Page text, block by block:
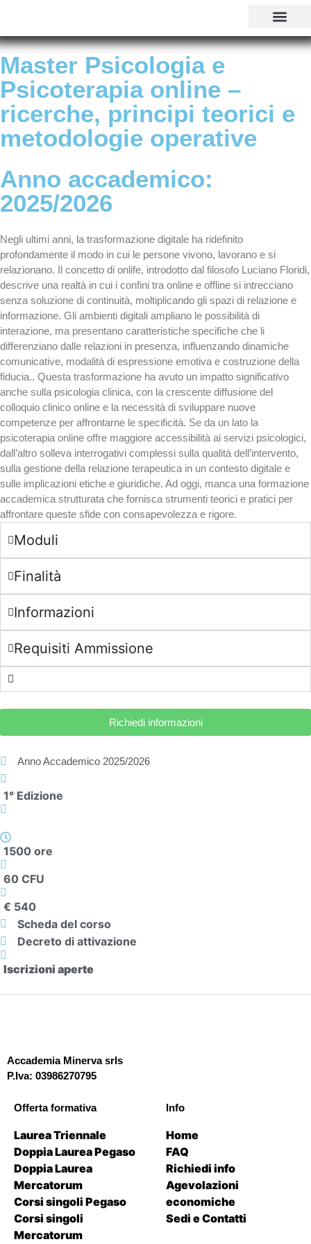
Master Psicologia e
Psicoterapia online –
ricerche, principi teorici e
metodologie operative
Anno accademico:
2025/2026
Negli ultimi anni, la trasformazione digitale ha ridefinito
profondamente il modo in cui le persone vivono, lavorano e si
relazionano. Il concetto di onlife, introdotto dal filosofo Luciano Floridi,
descrive una realtà in cui i confini tra online e offline si intrecciano
senza soluzione di continuità, moltiplicando gli spazi di relazione e
informazione. Gli ambienti digitali ampliano le possibilità di
interazione, ma presentano caratteristiche specifiche che li
differenziano dalle relazioni in presenza, influenzando dinamiche
comunicative, modalità di espressione emotiva e costruzione della
fiducia.. Questa trasformazione ha avuto un impatto significativo
anche sulla psicologia clinica, con la crescente diffusione del
colloquio clinico online e la necessità di sviluppare nuove
competenze per affrontarne le specificità. Se da un lato la
psicoterapia online offre maggiore accessibilità ai servizi psicologici,
dall’altro solleva interrogativi complessi sulla qualità dell’intervento,
sulla gestione della relazione terapeutica in un contesto digitale e
sulle implicazioni etiche e giuridiche. Ad oggi, manca una formazione
accademica strutturata che fornisca strumenti teorici e pratici per
affrontare queste sfide con consapevolezza e rigore.
Moduli
Finalità
Informazioni
Requisiti Ammissione
Richiedi informazioni
Anno Accademico 2025/2026
1° Edizione
1500 ore
60 CFU
€ 540
Scheda del corso
Decreto di attivazione
Iscrizioni aperte
Accademia Minerva srls
P.Iva: 03986270795
Offerta formativa
Laurea Triennale
Doppia Laurea Pegaso
Doppia Laurea
Mercatorum
Corsi singoli Pegaso
Corsi singoli
Mercatorum
Info
Home
FAQ
Richiedi info
Agevolazioni
economiche
Sedi e Contatti